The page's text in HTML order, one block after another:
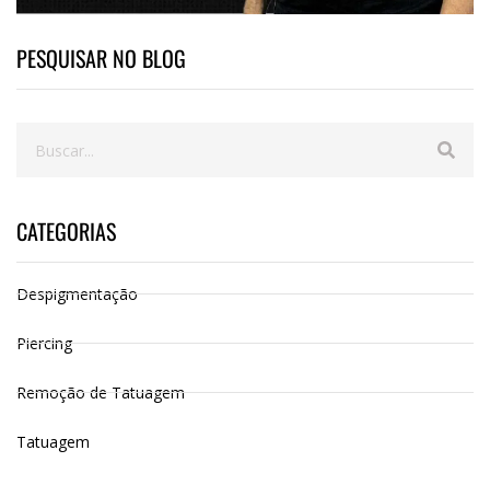
PESQUISAR NO BLOG
CATEGORIAS
Despigmentação
Piercing
Remoção de Tatuagem
Tatuagem